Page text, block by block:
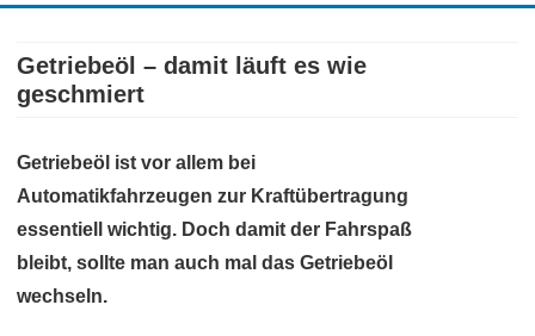
Skip
content
Getriebeöl – damit läuft es wie
geschmiert
Getriebeöl ist vor allem bei
Automatikfahrzeugen zur Kraftübertragung
essentiell wichtig. Doch damit der Fahrspaß
bleibt, sollte man auch mal das Getriebeöl
wechseln.